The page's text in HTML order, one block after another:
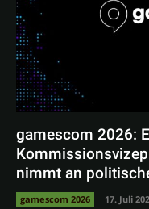
gamescom 2026:
nimmt an
gamescom 2026 17. Juli